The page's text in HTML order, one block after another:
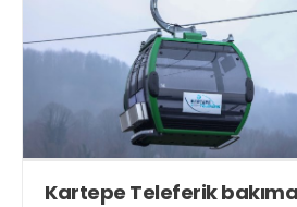
Kartepe Teleferik